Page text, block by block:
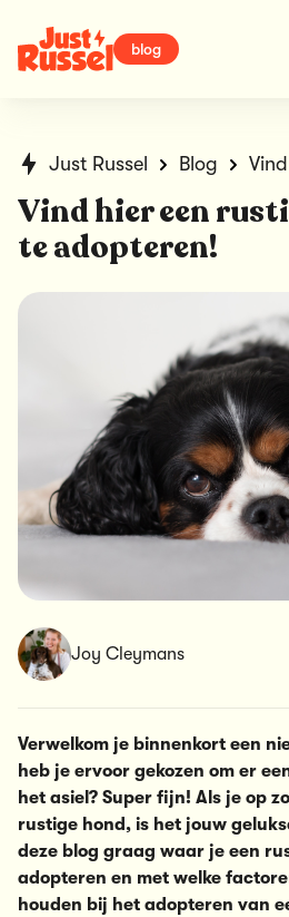
blog
Just Russel Blog
Vind hier een
te adopteren!
Joy Cleymans
Verwelkom je binnenkort een
heb je ervoor gekozen om er
het asiel? Super fijn! Als je op
rustige hond, is het jouw
deze blog graag waar je een
adopteren en met welke
houden bij het adopteren van